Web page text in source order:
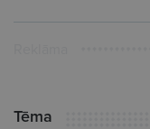
Tēma